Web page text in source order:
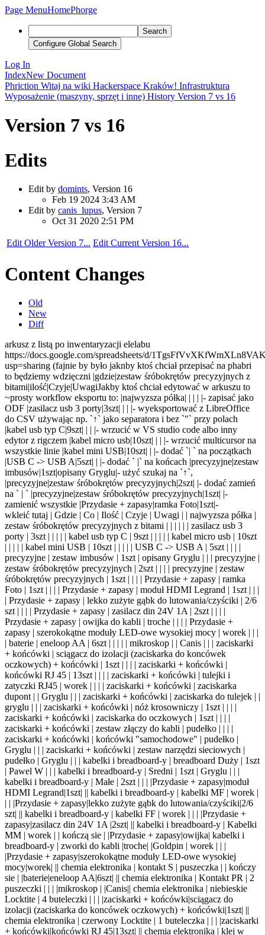
Page MenuHomePhorge
Search
Configure Global Search
Log In
IndexNew Document
Phriction Witaj na wiki Hackerspace Kraków! Infrastruktura
Wyposażenie (maszyny, sprzęt i inne) History Version 7 vs 16
Version 7 vs 16
Edits
Edit by domints, Version 16
Feb 19 2024 3:43 AM
Edit by canis_lupus, Version 7
Oct 31 2020 2:51 PM
Edit Older Version 7... Edit Current Version 16...
Content Changes
Old
New
Diff
arkusz z listą po inwentaryzacji elelabu
https://docs.google.com/spreadsheets/d/
usp=sharing (fajnie by było jaknby ktoś chciał przepisać na phabri
to będziemy wdzięczni |gdzie|zestaw śróbokrętów precyzyjnych z
bitami|ilość|Czyje|UwagiJakby ktoś chciał edytować w arkuszu to
~prosty workflow eksportu to: |najwyzsza półka| | | | |- zapisać jako
ODF |zasilacz usb 3 porty|3szt| | | |- wyeksportować z LibreOffice
do CSV używając np. `↑` jako separatora i bez `"` przy polach
|kabel usb typ C|9szt| | | |- wrzucić w VS studio code albo inny
edytor z rigczem |kabel micro usb|10szt| | | |- wrzucić multicursor na
wszystkie linie |kabel mini USB|10szt| | |- dodać `| ` na początkach
|USB C -> USB A|5szt| | |- dodać ` |` na końcach |precyzyjne|zestaw
imbusów|1szt|opisany Gryglu|- użyć szukaj na `↑`,
|precyzyjne|zestaw śróbokrętów precyzyjnych|2szt| |- dodać zamień
na ` | ` |precyzyjne|zestaw śróbokrętów precyzyjnych|1szt| |-
zamienić wszystkie |Przydasie + zapasy|ramka Foto|1szt|-
wkleić tutaj | Gdzie | Co | Ilość | Czyje | Uwagi | | najwyzsza półka |
zestaw śróbokrętów precyzyjnych z bitami | | | | | | zasilacz usb 3
porty | 3szt | | | | | kabel usb typ C | 9szt | | | | | kabel micro usb | 10szt
| | | | | kabel mini USB | 10szt | | | | | USB C -> USB A | 5szt | | | |
precyzyjne | zestaw imbusów | 1szt | opisany Gryglu | | | precyzyjne |
zestaw śróbokrętów precyzyjnych | 2szt | | | | precyzyjne | zestaw
śróbokrętów precyzyjnych | 1szt | | | | Przydasie + zapasy | ramka
Foto | 1szt | | | | Przydasie + zapasy | moduł HDMI Legrand | 1szt | | |
| Przydasie + zapasy | lekko zużyte gąbk do lutowania/czyściki | 2/6
szt | | | | Przydasie + zapasy | zasilacz din 24V 1A | 2szt | | | |
Przydasie + zapasy | owijka do kabli | troche | | | | Przydasie +
zapasy | szerokokątne moduły LED-owe wysokiej mocy | worek | | |
| baterie | eneloop AA | 6szt | | | | | mikroskop | | Canis | | | zaciskarki
+ końcówki | sciągacz do izolacji (zaciskarka do koncówek
oczkowych) + końcówki | 1szt | | | | zaciskarki + końcówki |
końcówki RJ 45 | 13szt | | | | zaciskarki + końcówki | tulejki i
zatyczki RJ45 | worek | | | | zaciskarki + końcówki | zaciskarka
dupont | | Gryglu | | | zaciskarki + końcówki | zaciskarka do tulejek | |
gryglu | | | zaciskarki + końcówki | nóż krosowniczy | 1szt | | | |
zaciskarki + końcówki | zaciskarka do oczkowych | 1szt | | | |
zaciskarki + końcówki | zestaw złączy do kabli | pudełko | | | |
zaciskarki + końcówki | końcówki "samochodowe" | pudełko |
Gryglu | | | zaciskarki + końcówki | zestaw narzędzi sieciowych |
pudełko | Gryglu | | | kabelki i breadboard-y | breadboard Duży | 1szt
| Pawel W | | | kabelki i breadboard-y | Sredni | 1szt | Gryglu | | |
kabelki i breadboard-y | Małe | 2szt | | | |Przydasie + zapasy|moduł
HDMI Legrand|1szt| || kabelki i breadboard-y | kabelki MF | worek |
| | |Przydasie + zapasy|lekko zużyte gąbk do lutowania/czyściki|2/6
szt| || kabelki i breadboard-y | kabelki FF | worek | | | |Przydasie +
zapasy|zasilacz din 24V 1A |2szt| || kabelki i breadboard-y | Kabelki
MM | worek | | kończą sie | |Przydasie + zapasy|owijka| kabelki i
breadboard-y | zworki do kabli |troche| |Goldpin | worek | | |
|Przydasie + zapasy|szerokokątne moduły LED-owe wysokiej
mocy|worek| || chemia elektronika | kontakt S | puszeczka | | kończy
sie | |baterie|eneloop AA|6szt| || chemia elektronika | Kontakt PR | 2
puszeczki | | | |mikroskop | |Canis|| chemia elektronika | niebieskie
Locktite | 4 buteleczki | | | |zaciskarki + końcówki|sciągacz do
izolacji (zaciskarka do koncówek oczkowych) + końcówki|1szt| ||
chemia elektronika | czerwony Locktite | 1 buteleczka | | | |zaciskarki
+ końcówki|końcówki RJ 45|13szt| || chemia elektronika | klej w